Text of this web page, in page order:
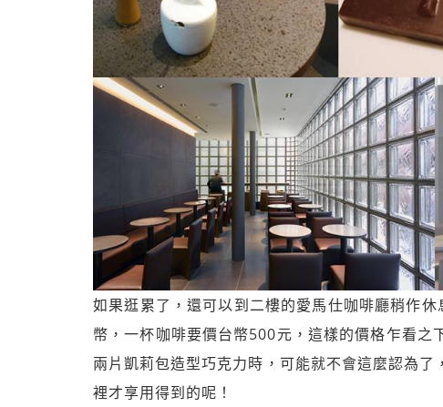
如果逛累了，還可以到二樓的愛馬仕咖啡廳稍作
幣，一杯咖啡要價台幣500元，這樣的價格乍看
兩片凱莉包造型巧克力時，可能就不會這麼認為
裡才享用得到的呢！